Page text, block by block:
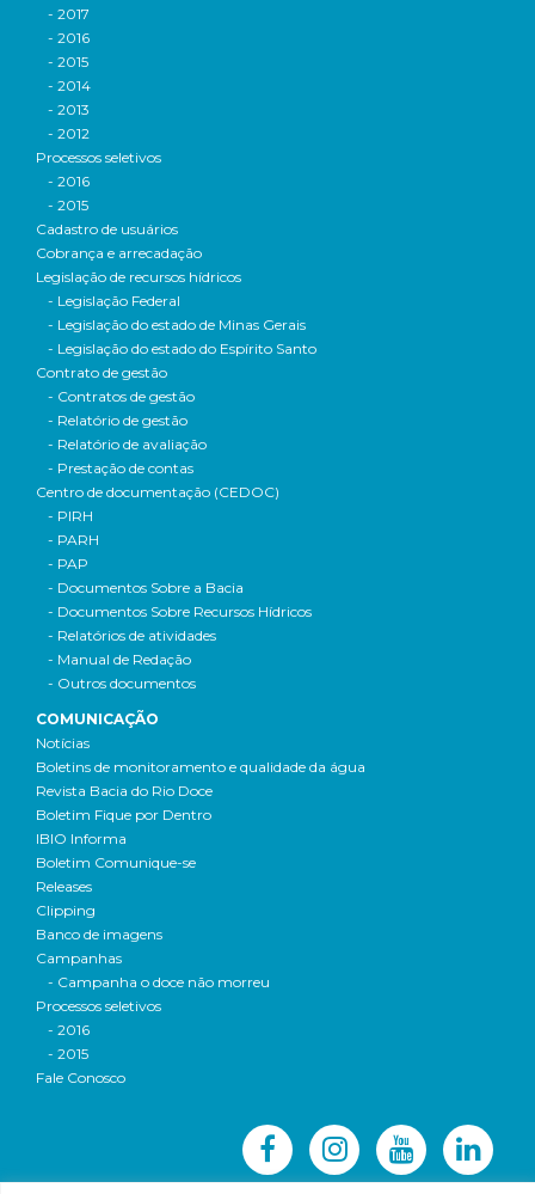
- 2017
- 2016
- 2015
- 2014
- 2013
- 2012
Processos seletivos
- 2016
- 2015
Cadastro de usuários
Cobrança e arrecadação
Legislação de recursos hídricos
- Legislação Federal
- Legislação do estado de Minas Gerais
- Legislação do estado do Espírito Santo
Contrato de gestão
- Contratos de gestão
- Relatório de gestão
- Relatório de avaliação
- Prestação de contas
Centro de documentação (CEDOC)
- PIRH
- PARH
- PAP
- Documentos Sobre a Bacia
- Documentos Sobre Recursos Hídricos
- Relatórios de atividades
- Manual de Redação
- Outros documentos
COMUNICAÇÃO
Notícias
Boletins de monitoramento e qualidade da água
Revista Bacia do Rio Doce
Boletim Fique por Dentro
IBIO Informa
Boletim Comunique-se
Releases
Clipping
Banco de imagens
Campanhas
- Campanha o doce não morreu
Processos seletivos
- 2016
- 2015
Fale Conosco